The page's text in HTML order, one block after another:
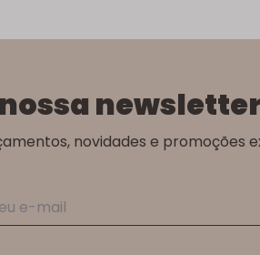
novidades e promoções